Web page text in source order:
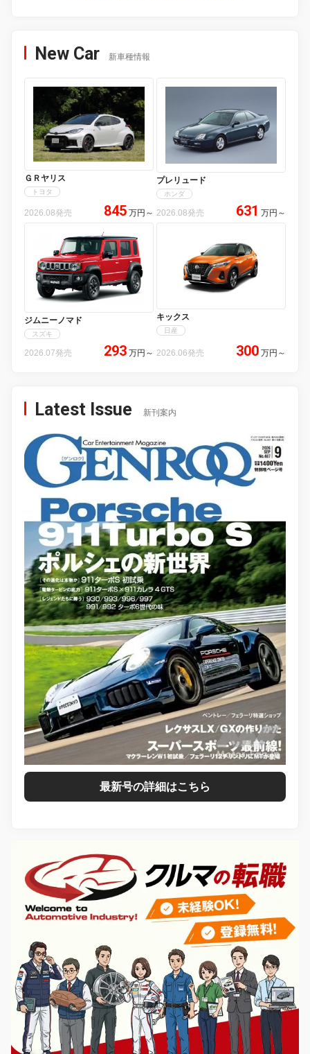
New Car 新車種情報
ＧＲヤリス
トヨタ
2026.08発売 845 万円 ～
プレリュード
ホンダ
2026.08発売 631 万円 ～
ジムニーノマド
スズキ
2026.07発売 293 万円 ～
キックス
日産
2026.06発売 300 万円 ～
Latest Issue 新刊案内
最新号の詳細はこちら